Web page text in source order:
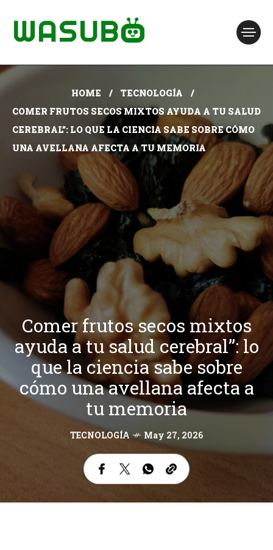
HOME
TECNOLOGÍA
COMER FRUTOS SECOS MIXTOS AYUDA A TU SALUD
CEREBRAL”: LO QUE LA CIENCIA SABE SOBRE CÓMO
UNA AVELLANA AFECTA A TU MEMORIA
Comer frutos secos mixtos
ayuda a tu salud cerebral”: lo
que la ciencia sabe sobre
cómo una avellana afecta a
tu memoria
TECNOLOGÍA May 27, 2026